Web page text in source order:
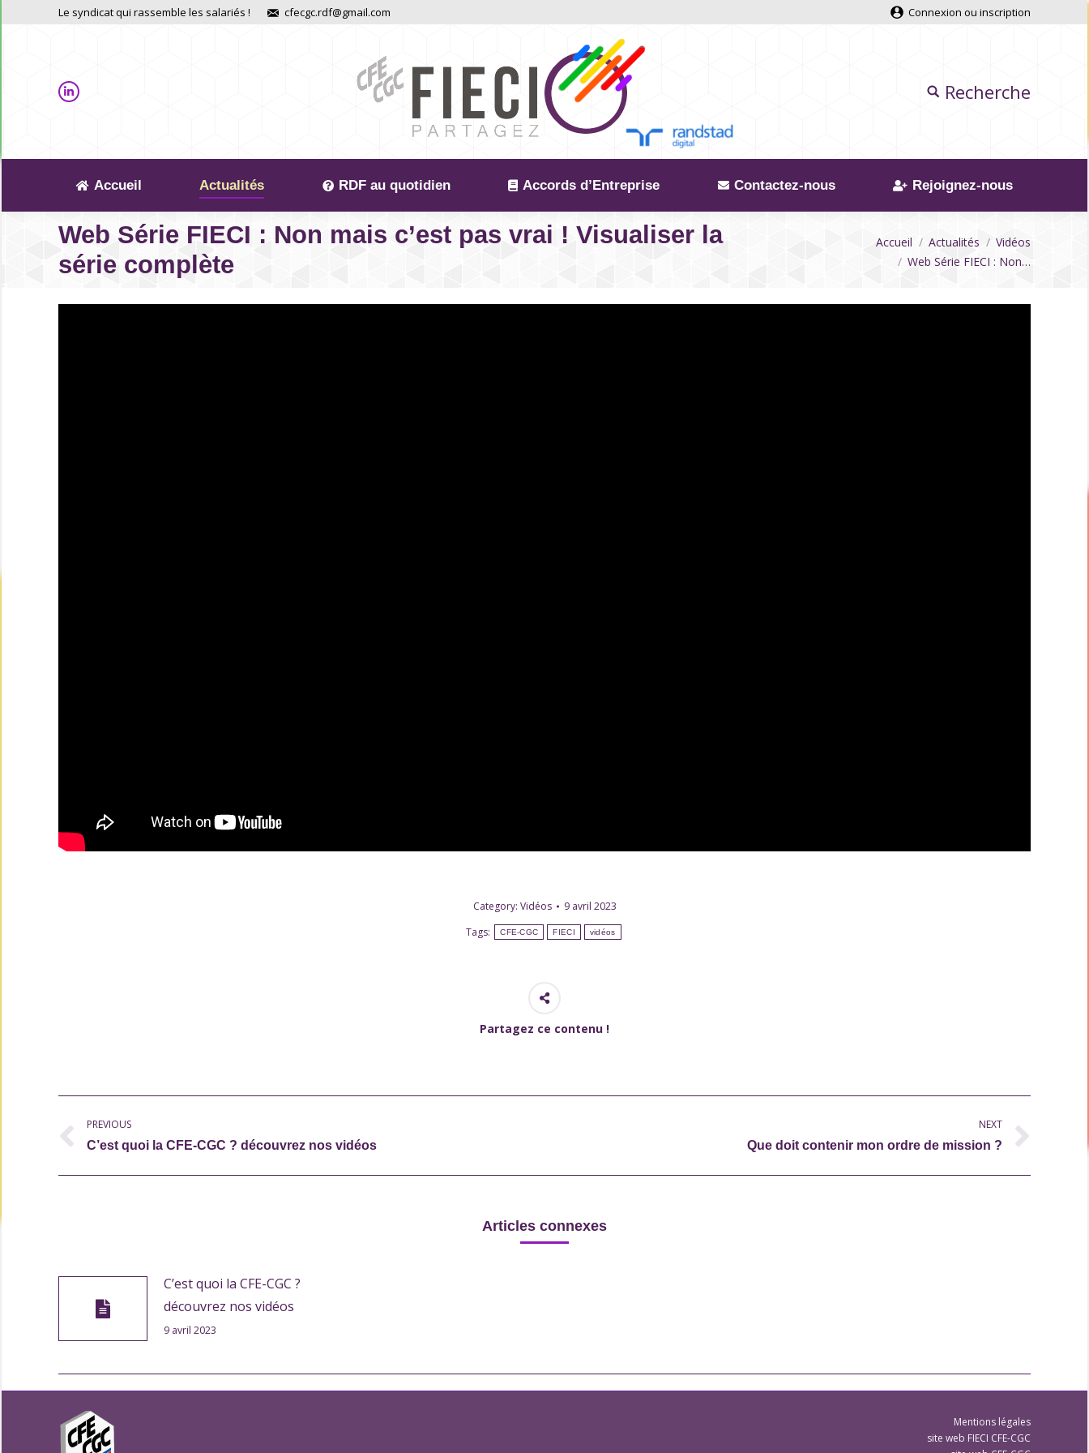
Le syndicat qui rassemble les salariés ! cfecgc.rdf@gmail.com Connexion ou inscription
Recherche
Accueil Actualités RDF au quotidien Accords d’Entreprise Contactez-nous Rejoignez-nous
Web Série FIECI : Non mais c’est pas vrai ! Visualiser la
série complète
Accueil Actualités
Vidéos
Web Série FIECI : Non…
Category: Vidéos
9 avril 2023
Tags:
CFE-CGC FIECI vidéos
Partagez ce contenu !
navigation
PREVIOUS
Previous
C’est quoi la CFE-CGC ? découvrez nos vidéos
NEXT
Que doit contenir mon ordre de mission ?
Articles connexes
C’est quoi la CFE-CGC ?
découvrez nos vidéos
9 avril 2023
Mentions légales
site web FIECI CFE-CGC